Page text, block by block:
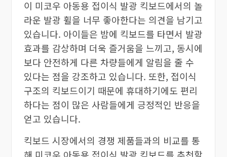
이 미코우 아동용 접이식 발광 킥보드에서의 놀
라운 발광 휠을 너무 좋아한다는 의견을 남기고
있습니다. 아이들은 밤에 킥보드를 타면서 발광
효과를 감상하며 더욱 즐거움을 느끼고, 동시에
보다 안전하게 다른 차량들에게 알림을 줄 수
있다는 점을 강조하고 있습니다. 또한, 접이식
구조의 킥보드이기 때문에 휴대하기에도 편리
하다는 점이 많은 사람들에게 긍정적인 반응을
얻고 있습니다.
킥보드 시장에서의 경쟁 제품들과의 비교를 통
해 미코우 아동용 접이식 발광 킥보드를 추천할